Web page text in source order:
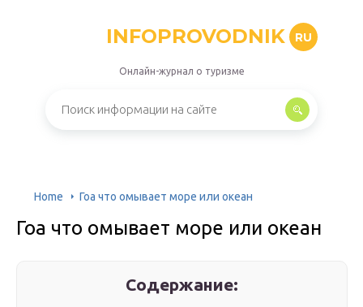
INFOPROVODNIK RU
Онлайн-журнал о туризме
Home Гоа что омывает море или океан
Гоа что омывает море или океан
Содержание: